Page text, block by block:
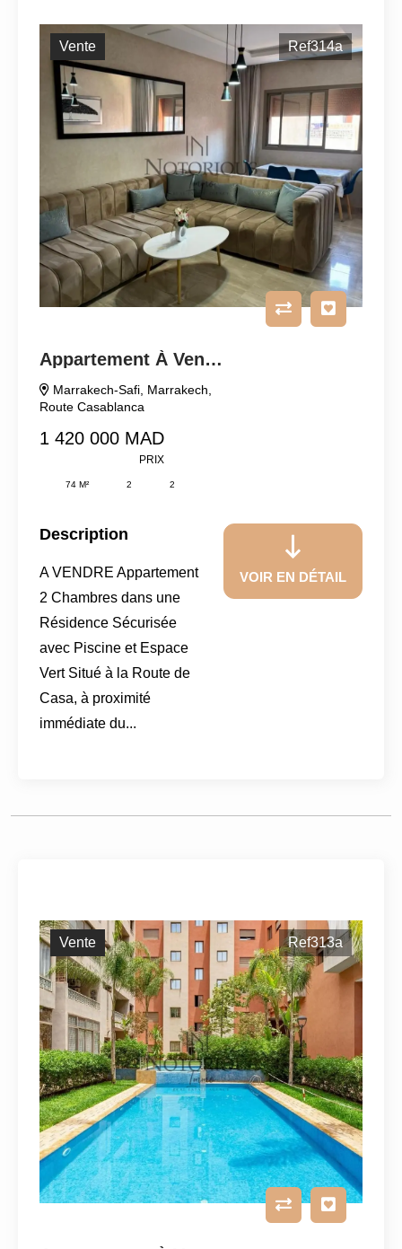
Vente Ref314a
Appartement À Vendre
Marrakech-Safi Marrakech
Route Casablanca
1 420 000 MAD
PRIX
74 M² 2 2
Description
A VENDRE Appartement
2 Chambres dans une
Résidence Sécurisée
avec Piscine et Espace
Vert Situé à la Route de
Casa, à proximité
immédiate du...
VOIR EN DÉTAIL
Vente Ref313a